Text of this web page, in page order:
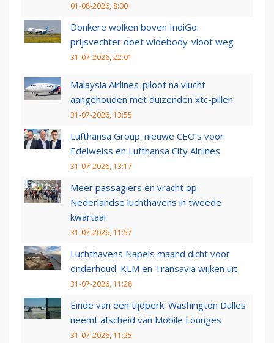
01-08-2026, 8:00
Donkere wolken boven IndiGo:
prijsvechter doet widebody-vloot weg
31-07-2026, 22:01
Malaysia Airlines-piloot na vlucht
aangehouden met duizenden xtc-pillen
31-07-2026, 13:55
Lufthansa Group: nieuwe CEO’s voor
Edelweiss en Lufthansa City Airlines
31-07-2026, 13:17
Meer passagiers en vracht op
Nederlandse luchthavens in tweede
kwartaal
31-07-2026, 11:57
Luchthavens Napels maand dicht voor
onderhoud: KLM en Transavia wijken uit
31-07-2026, 11:28
Einde van een tijdperk: Washington Dulles
neemt afscheid van Mobile Lounges
31-07-2026, 11:25